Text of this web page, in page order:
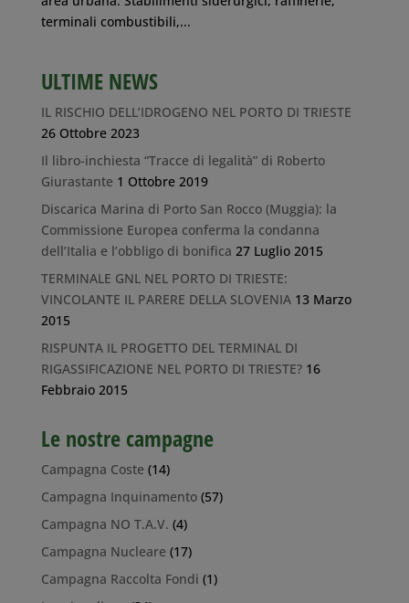
terminali combustibili,...
ULTIME NEWS
IL RISCHIO DELL’IDROGENO NEL PORTO DI TRIESTE
26 Ottobre 2023
Il libro-inchiesta “Tracce di legalità” di Roberto
Giurastante 1 Ottobre 2019
Discarica Marina di Porto San Rocco (Muggia): la
Commissione Europea conferma la condanna
dell’Italia e l’obbligo di bonifica 27 Luglio 2015
TERMINALE GNL NEL PORTO DI TRIESTE:
VINCOLANTE IL PARERE DELLA SLOVENIA 13 Marzo
2015
RISPUNTA IL PROGETTO DEL TERMINAL DI
RIGASSIFICAZIONE NEL PORTO DI TRIESTE? 16
Febbraio 2015
Le nostre campagne
Campagna Coste (14)
Campagna Inquinamento(57)
Campagna NO T.A.V. (4)
Campagna Nucleare (17)
Campagna Raccolta Fondi (1)